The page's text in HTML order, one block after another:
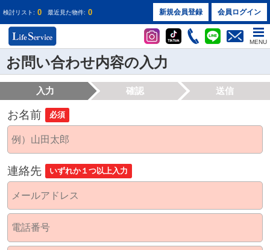
検討リスト: 0 最近見た物件: 0 新規会員登録 会員ログイン
MENU
お問い合わせ内容の入力
入力 確認 送信
お名前 必須
連絡先 いずれか１つ以上入力